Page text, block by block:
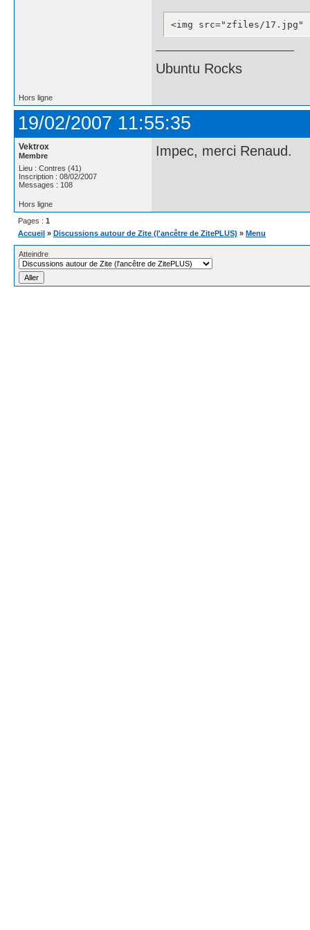
<img src="zfiles/17.jpg"
Ubuntu Rocks
Hors ligne
19/02/2007 11:55:35
Vektrox
Membre
Lieu : Contres (41)
Inscription : 08/02/2007
Messages : 108
Impec, merci Renaud.
Hors ligne
Pages : 1
Accueil » Discussions autour de Zite (l'ancêtre de ZitePLUS) » Menu
Atteindre